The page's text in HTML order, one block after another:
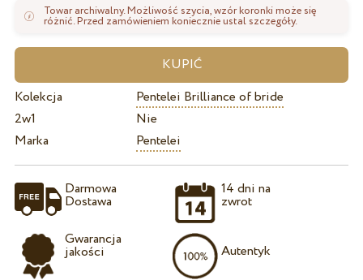
Towar archiwalny. Możliwość szycia, wzór koronki może się
różnić. Przed zamówieniem koniecznie ustal szczegóły.
Kolekcja
Pentelei Brilliance of bride
2w1
Nie
Marka
Pentelei
Darmowa
Dostawa
Gwarancja
jakości
14 dni na
zwrot
Autentyk